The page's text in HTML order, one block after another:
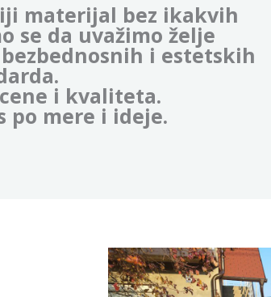
materijal bez ikakvih
se da uvažimo želje
i estetskih
i kvaliteta.
po mere i ideje.